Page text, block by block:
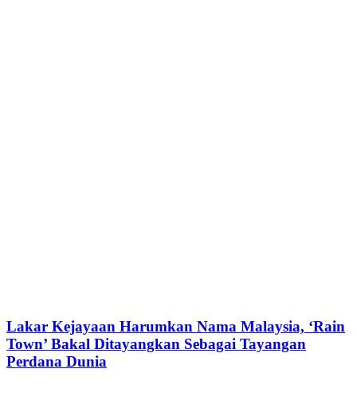
Lakar Kejayaan Harumkan Nama Malaysia, ‘Rain
Town’ Bakal Ditayangkan Sebagai Tayangan
Perdana Dunia